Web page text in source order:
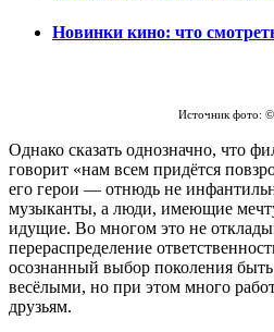
Новинки кино: что
Источник фото:
Однако сказать однозначно, что
говорит «нам всем придётся
его герои — отнюдь не
музыканты, а люди, имеющие
идущие. Во многом это не
перераспределение
осознанный выбор поколения
весёлыми, но при этом много
друзьям.